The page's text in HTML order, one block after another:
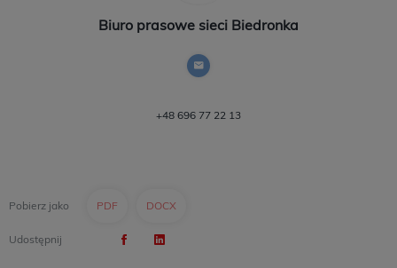
Biuro prasowe sieci Biedronka
+48 696 77 22 13
Pobierz jako PDF DOCX
Udostępnij